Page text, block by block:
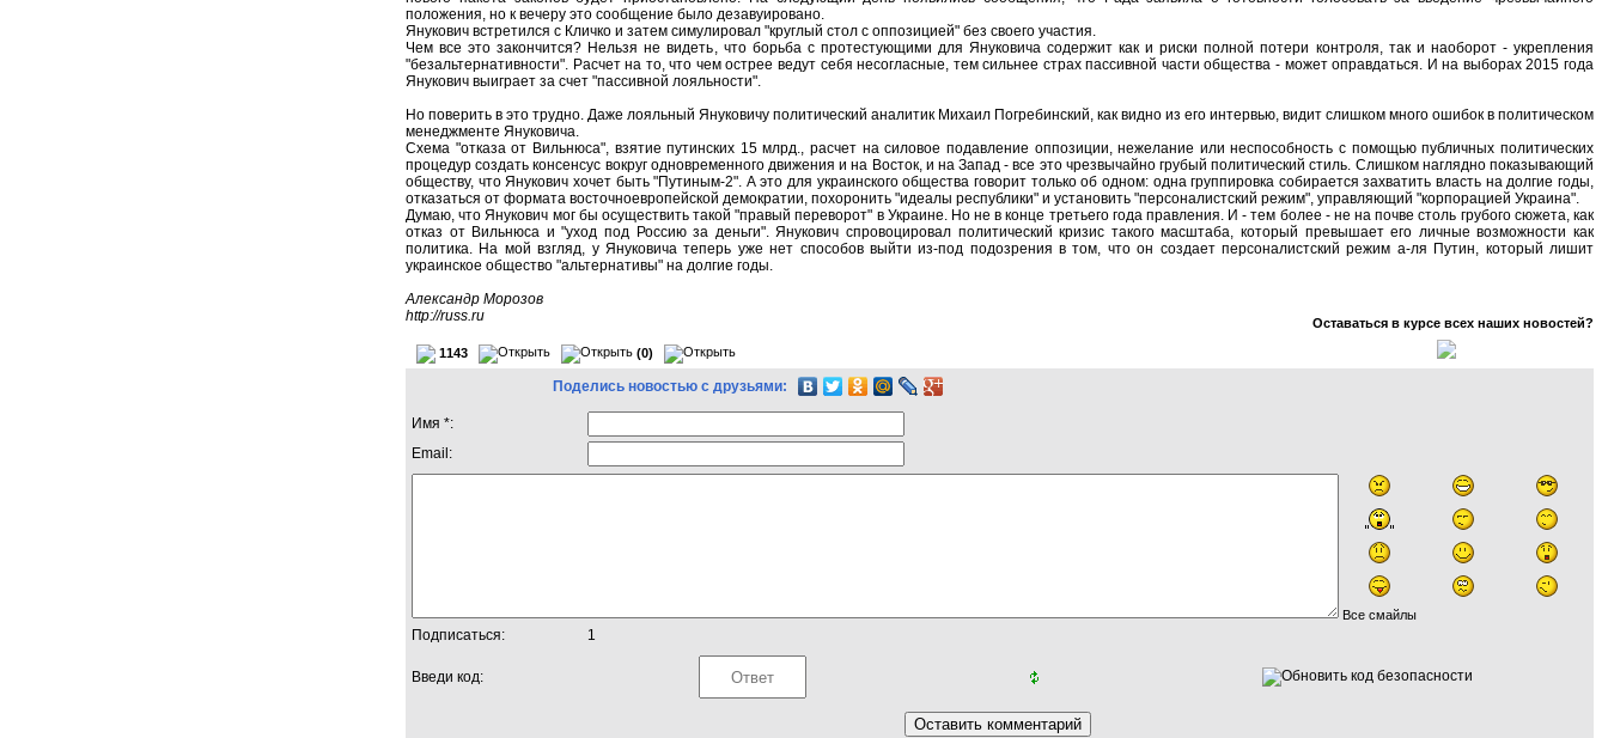
положения, но к вечеру это сообщение было дезавуировано.
Янукович встретился с Кличко и затем симулировал "круглый стол с оппозицией" без своего участия.
Чем все это закончится? Нельзя не видеть, что борьба с протестующими для Януковича содержит как и риски полной потери контроля, так и наоборот - укрепления
"безальтернативности". Расчет на то, что чем острее ведут себя несогласные, тем сильнее страх пассивной части общества - может оправдаться. И на выборах 2015 года
Янукович выиграет за счет "пассивной лояльности".
Но поверить в это трудно. Даже лояльный Януковичу политический аналитик Михаил Погребинский, как видно из его интервью, видит слишком много ошибок в политическом
менеджменте Януковича.
Схема "отказа от Вильнюса", взятие путинских 15 млрд., расчет на силовое подавление оппозиции, нежелание или неспособность с помощью публичных политических
процедур создать консенсус вокруг одновременного движения и на Восток, и на Запад - все это чрезвычайно грубый политический стиль. Слишком наглядно показывающий
обществу, что Янукович хочет быть "Путиным-2". А это для украинского общества говорит только об одном: одна группировка собирается захватить власть на долгие годы,
отказаться от формата восточноевропейской демократии, похоронить "идеалы республики" и установить "персоналистский режим", управляющий "корпорацией Украина".
Думаю, что Янукович мог бы осуществить такой "правый переворот" в Украине. Но не в конце третьего года правления. И - тем более - не на почве столь грубого сюжета, как
отказ от Вильнюса и "уход под Россию за деньги". Янукович спровоцировал политический кризис такого масштаба, который превышает его личные возможности как
политика. На мой взгляд, у Януковича теперь уже нет способов выйти из-под подозрения в том, что он создает персоналистский режим а-ля Путин, который лишит
украинское общество "альтернативы" на долгие годы.
Александр Морозов
http://russ.ru
Оставаться в курсе всех наших новостей?
1143 (0)
Поделись новостью с друзьями:
Имя *:
Email:
Все смайлы
Подписаться: 1
Введи код: